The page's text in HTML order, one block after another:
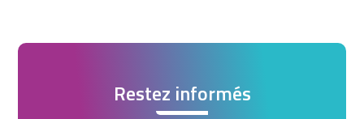
Restez informés